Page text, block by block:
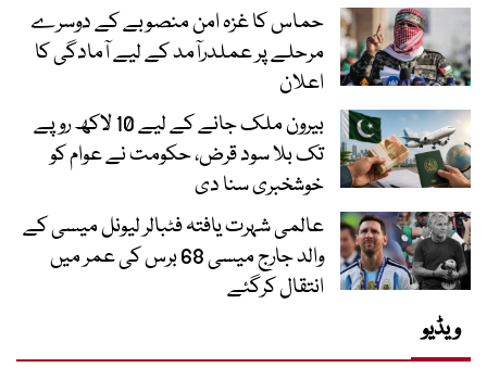
حماس کا غزہ امن منصوبے کے دوسرے
مرحلے پر عملدرآمد کے لیے آمادگی کا
اعلان
بیرون ملک جانے کے لیے 10 لاکھ روپے
تک بلا سود قرض، حکومت نے عوام کو
خوشخبری سنا دی
عالمی شہرت یافتہ فٹبالر لیونل میسی کے
والد جارج میسی 68 برس کی عمر میں
انتقال کرگئے
ویڈیو